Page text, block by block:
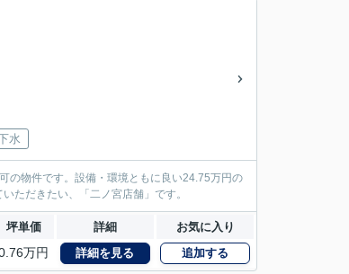
水
の物件です。設備・環境ともに良い24.75万円の
ただきたい、「二ノ宮店舗」です。
坪単価 詳細 お気に入り
万円 詳細を見る 追加する